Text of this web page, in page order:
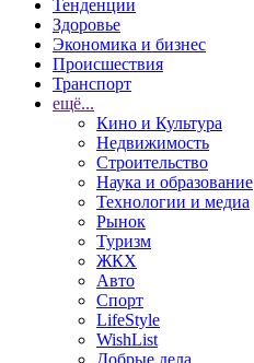
Тенденции
Здоровье
Экономика и бизнес
Происшествия
Транспорт
ещё...
Кино и Культура
Недвижимость
Строительство
Наука и образование
Технологии и медиа
Рынок
Туризм
ЖКХ
Авто
Спорт
LifeStyle
WishList
Добрые дела